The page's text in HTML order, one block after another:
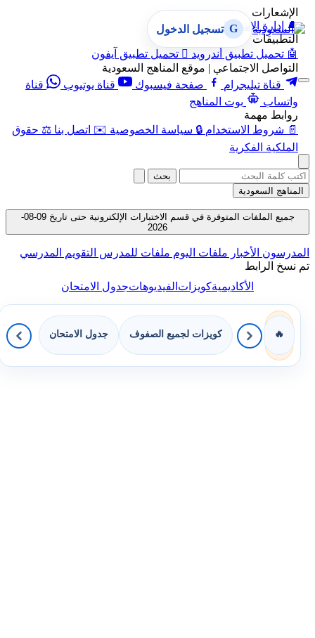
الإشعارات
🔔
إدارة الإشعارات
التطبيقات
🤖 تحميل تطبيق أندرويد  تحميل تطبيق آيفون
التواصل الاجتماعي | موقع المناهج السعودية
قناة تيليجرام
صفحة فيسبوك قناة يوتيوب
قناة
واتساب
بوت المناهج
روابط مهمة
📄 شروط الاستخدام 🔒 سياسة الخصوصية ✉️ اتصل بنا ⚖️ حقوق
الملكية الفكرية
G تسجيل الدخول
بحث
المناهج السعودية
جميع الملفات المتوفرة في قسم الاختبارات الإلكترونية حتى تاريخ 09-08-
2026
المدرسون الأخبار ملفات اليوم ملفات للمدرس التقويم المدرسي
تم نسخ الرابط
الأكاديميةكويزاتالفيديوهاتجدول الامتحان
🔥 كويزات لجميع الصفوف جدول الامتحان